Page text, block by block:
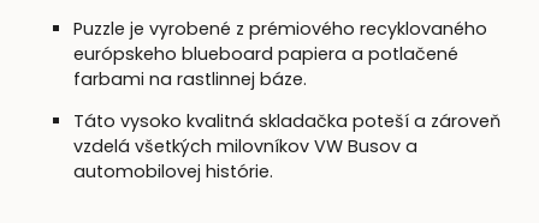
Puzzle je vyrobené z prémiového recyklovaného
európskeho blueboard papiera a potlačené
farbami na rastlinnej báze.
Táto vysoko kvalitná skladačka poteší a zároveň
vzdelá všetkých milovníkov VW Busov a
automobilovej histórie.